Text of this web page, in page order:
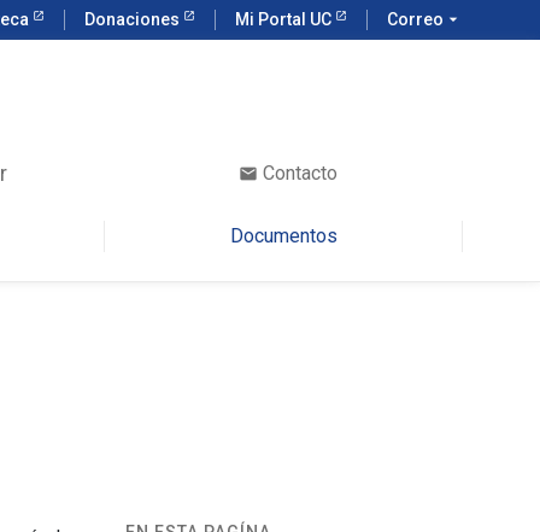
Donaciones Mi Portal UC Correo arrow_drop_down
email Contacto
Documentos